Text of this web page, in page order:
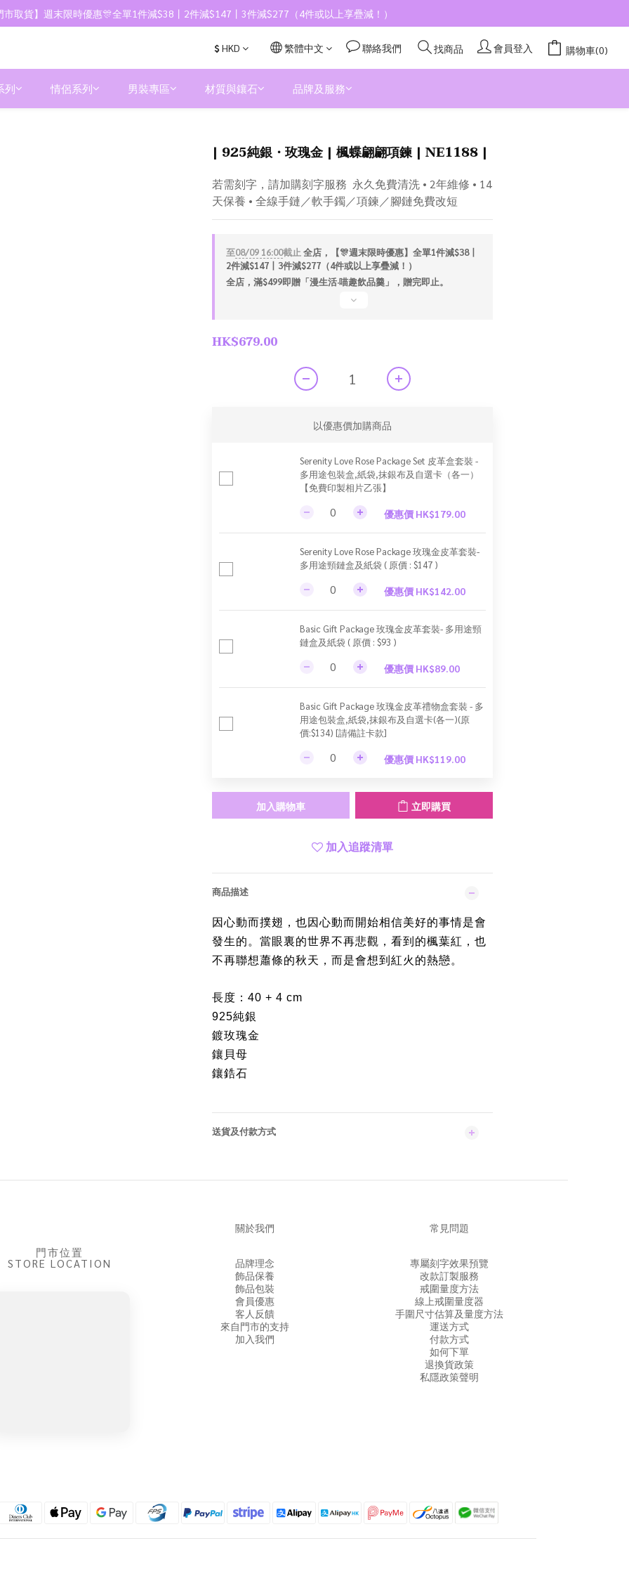
取貨】週末限時優惠🎊全單1件減$38丨2件減$147丨3件減$277（4件或以上享疊減！）
$HKD 繁體中文 聯絡我們 找商品 會員登入 購物車(0)
列 情侶系列 男裝專區 材質與鑲石 品牌及服務
| 925純銀・玫瑰金 | 楓蝶翩翩項鍊 | NE1188 |
若需刻字，請加購刻字服務  永久免費清洗 • 2年維修 • 14
天保養 • 全線手鏈／軟手鐲／項鍊／腳鏈免費改短
至08/09 16:00截止 全店，【🎊週末限時優惠】全單1件減$38丨
2件減$147丨3件減$277（4件或以上享疊減！）
全店，滿$499即贈「漫生活·喵趣飲品羹」，贈完即止。
HK$679.00
以優惠價加購商品
Serenity Love Rose Package Set 皮革盒套裝 -
多用途包裝盒,紙袋,抹銀布及自選卡（各一）
【免費印製相片乙張】
優惠價 HK$179.00
Serenity Love Rose Package 玫瑰金皮革套裝-
多用途頸鏈盒及紙袋 ( 原價 : $147 )
優惠價 HK$142.00
Basic Gift Package 玫瑰金皮革套裝- 多用途頸
鏈盒及紙袋 ( 原價 : $93 )
優惠價 HK$89.00
Basic Gift Package 玫瑰金皮革禮物盒套裝 - 多
用途包裝盒,紙袋,抹銀布及自選卡(各一)(原
價:$134) [請備註卡款]
優惠價 HK$119.00
加入購物車 立即購買
加入追蹤清單
商品描述
因心動而撲翅，也因心動而開始相信美好的事情是會
發生的。當眼裏的世界不再悲觀，看到的楓葉紅，也
不再聯想蕭條的秋天，而是會想到紅火的熱戀。
長度：40 + 4 cm
925純銀
鍍玫瑰金
鑲貝母
鑲鋯石
送貨及付款方式
門市位置
STORE LOCATION
關於我們
品牌理念
飾品保養
飾品包裝
會員優惠
客人反饋
來自門市的支持
加入我們
常見問題
專屬刻字效果預覽
改款訂製服務
戒圍量度方法
線上戒圍量度器
手圍尺寸估算及量度方法
運送方式
付款方式
如何下單
退換貨政策
私隱政策聲明